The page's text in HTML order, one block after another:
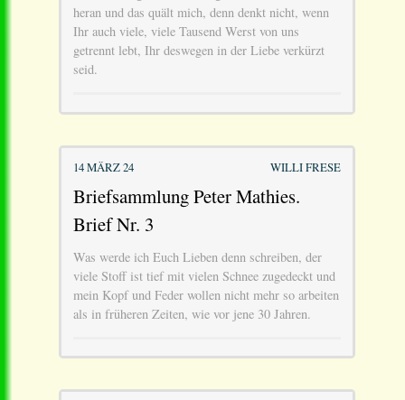
heran und das quält mich, denn denkt nicht, wenn
Ihr auch viele, viele Tausend Werst von uns
getrennt lebt, Ihr deswegen in der Liebe verkürzt
seid.
14 MÄRZ 24 WILLI FRESE
Briefsammlung Peter Mathies.
Brief Nr. 3
Was werde ich Euch Lieben denn schreiben, der
viele Stoff ist tief mit vielen Schnee zugedeckt und
mein Kopf und Feder wollen nicht mehr so arbeiten
als in früheren Zeiten, wie vor jene 30 Jahren.